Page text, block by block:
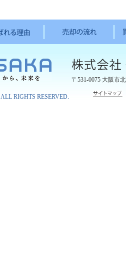
〒531-0075 大阪市
ALL RIGHTS RESERVED.